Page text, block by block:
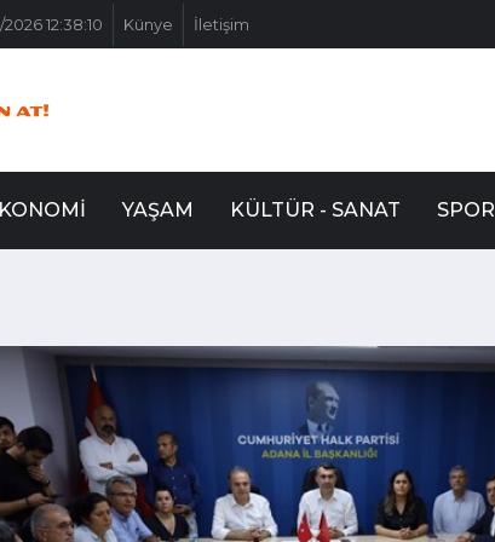
12:38:10 Künye İletişim
YAŞAM KÜLTÜR - SANAT SPOR